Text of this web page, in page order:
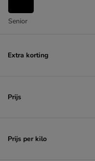
Senior
Extra korting
Prijs
Prijs per kilo